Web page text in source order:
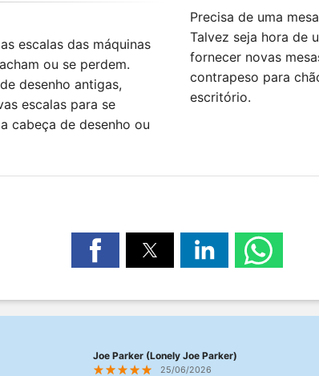
escalas das máquinas
ou se perdem.
desenho antigas,
escalas para se
cabeça de desenho ou
Precisa de uma
Talvez seja hora de
fornecer novas
contrapeso para
escritório.
Joe Parker (Lonely Joe Parker)
25/06/2026